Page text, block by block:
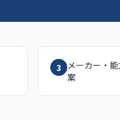
3 メーカー・
案